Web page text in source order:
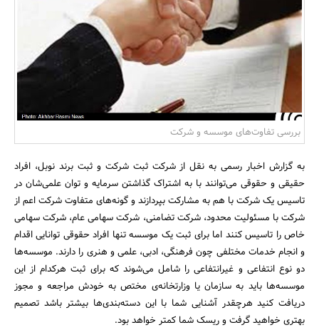
بانک، بیمه و سرمایه
مسکن و ساختمان
بررسی تفاوت‌های موسسه و شرکت
به گزارش اخبار رسمی به نقل از شرکت ثبت شرکت و ثبت برند نوبل، افراد
حقیقی و حقوقی می‌توانند با به اشتراک گذاشتن سرمایه و توان علمی‌شان در
تاسیس یک شرکت با هم به مشارکت بپردازند و گونه‌های متفاوت شرکت اعم از
شرکت با مسئولیت محدود، شرکت تضامنی، شرکت سهامی عام، شرکت سهامی
خاص را تاسیس کنند اما برای ثبت یک موسسه تنها افراد حقوقی توانایی اقدام
و انجام خدمات مختلفی چون فرهنگی، ادبی، علمی و هنری را دارند. موسسه‌ها
دو نوع انتفاعی و غیرانتفاعی را شامل می‌شوند که برای ثبت هرکدام از این
موسسه‌ها باید به سازمان یا وزارتخانه‌ی مختص به خودش مراجعه و مجوز
دریافت کنید هرچقدر آشنایی شما با این دسته‌بندی‌ها بیشتر باشد تصمیم
بهتری خواهید گرفت و ریسک شما کمتر خواهد بود.